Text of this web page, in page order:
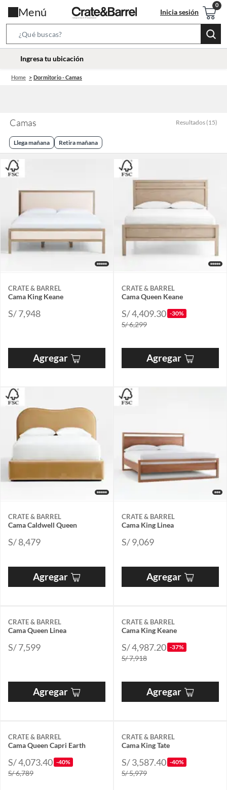
Menú Inicia sesión
Bar
location-
Ingresa tu ubicación
Home Dormitorio - Camas
Camas Resultados (15)
Llega mañana Retira mañana
CRATE & BARREL
Cama King Keane
S/ 7,948
Agregar
CRATE & BARREL
Cama Queen Keane
S/ 4,409.30 -30%
S/ 6,299
Agregar
CRATE & BARREL
Cama Caldwell Queen
S/ 8,479
Agregar
CRATE & BARREL
Cama King Linea
S/ 9,069
Agregar
CRATE & BARREL
Cama Queen Linea
S/ 7,599
Agregar
CRATE & BARREL
Cama King Keane
S/ 4,987.20 -37%
S/ 7,918
Agregar
CRATE & BARREL
Cama Queen Capri Earth
S/ 4,073.40 -40%
S/ 6,789
CRATE & BARREL
Cama King Tate
S/ 3,587.40 -40%
S/ 5,979